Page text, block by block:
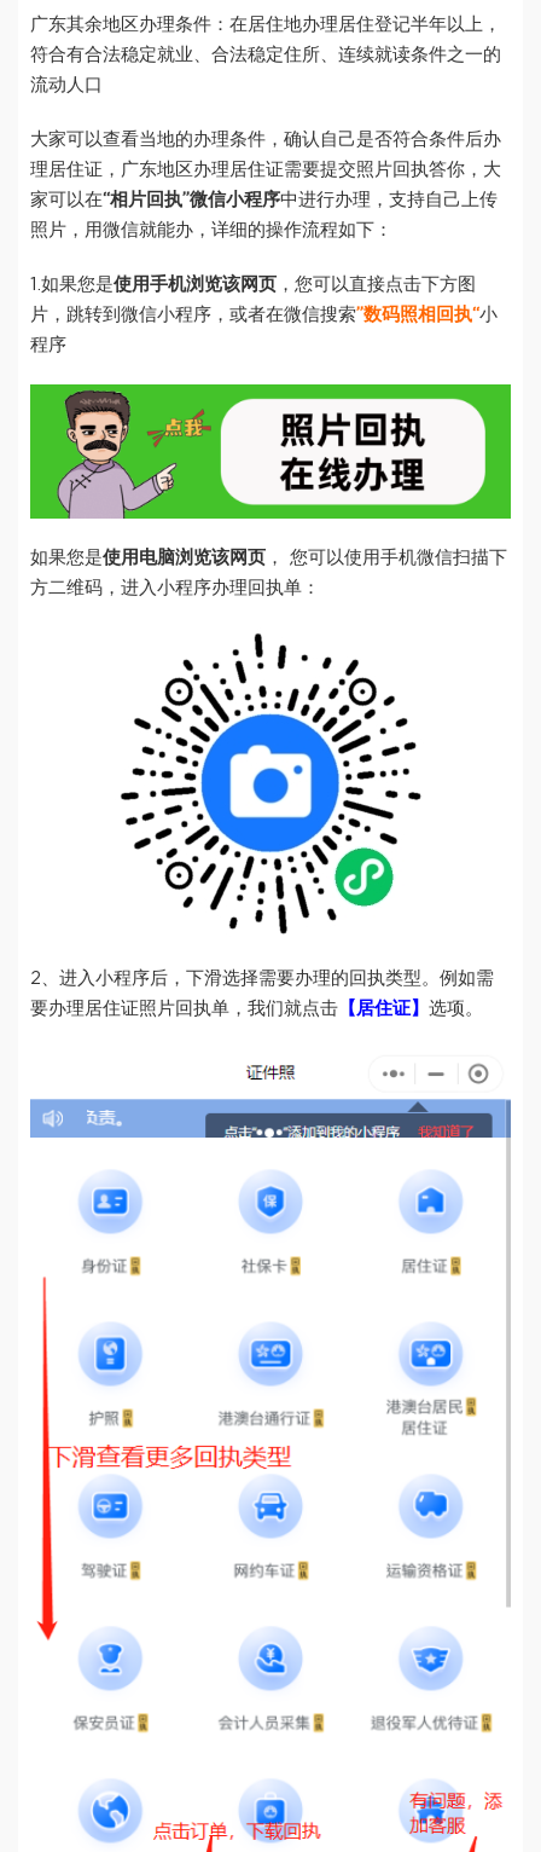
广东其余地区办理条件：在居住地办理居住登记半年以上，
符合有合法稳定就业、合法稳定住所、连续就读条件之一的
流动人口
大家可以查看当地的办理条件，确认自己是否符合条件后办
理居住证，广东地区办理居住证需要提交照片回执答你，大
家可以在“相片回执”微信小程序中进行办理，支持自己上传
照片，用微信就能办，详细的操作流程如下：
1.如果您是使用手机浏览该网页 ，您可以直接点击下方图
片，跳转到微信小程序，或者在微信搜索”数码照相回执“小
程序
如果您是使用电脑浏览该网页 ， 您可以使用手机微信扫描下
方二维码，进入小程序办理回执单：
2、进入小程序后，下滑选择需要办理的回执类型。例如需
要办理居住证照片回执单，我们就点击 【居住证】 选项。